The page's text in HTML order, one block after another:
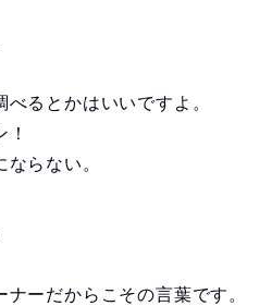
るとかはいいですよ。
らない。
ーだからこその言葉です。